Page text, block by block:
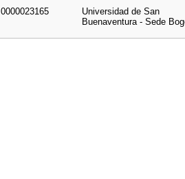
0000023165
Universidad de San
Buenaventura - Sede